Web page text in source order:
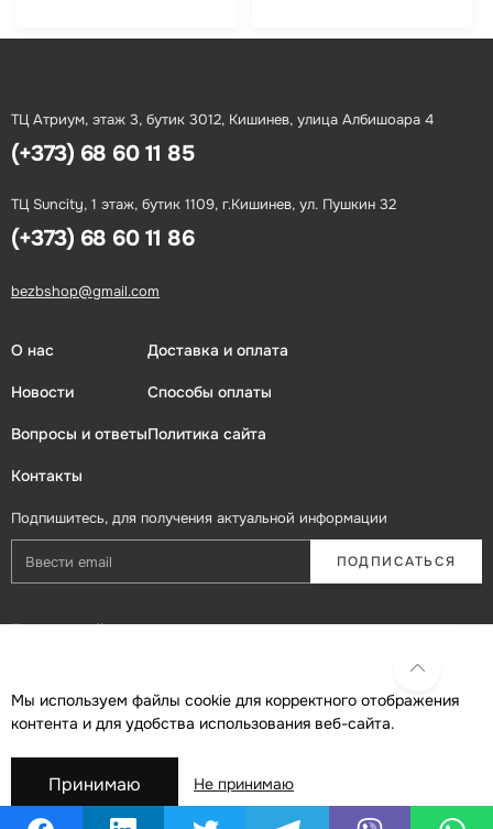
ТЦ Атриум, этаж 3, бутик 3012, Кишинев, улица Албишоара 4
(+373) 68 60 11 85
ТЦ Suncity, 1 этаж, бутик 1109, г.Кишинев, ул. Пушкин 32
(+373) 68 60 11 86
bezbshop@gmail.com
О нас
Новости
Вопросы и ответы
Контакты
Доставка и оплата
Способы оплаты
Политика сайта
Подпишитесь, для получения актуальной информации
ПОДПИСАТЬСЯ
Присоединяйтесь в социальных сетях
Мы используем файлы cookie для корректного отображения
контента и для удобства использования веб-сайта.
Принимаю Не принимаю